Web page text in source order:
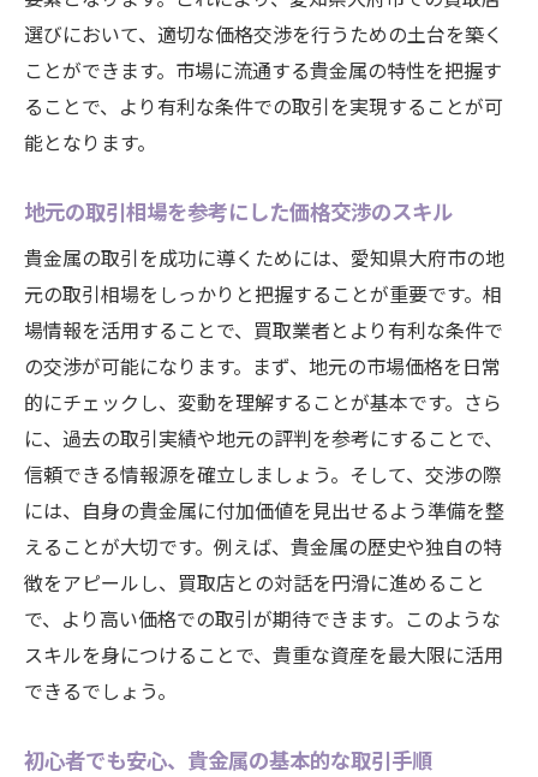
買取店の査定基準を理解しよう
長期的なパートナーとなる買取店の選び方
査定を有利にするテクニックで貴金属の価値を
最大化
プロの査定士が見るポイントを学ぶ
事前準備で査定額を引き上げる方法
貴金属の鑑別書や証明書を活用する
査定を成功させるための質問と交渉技術
査定後の再評価を依頼するタイミング
初心者必見の貴金属取扱いの基本的な知識とコ
ツ
貴金属の種類とその特徴を理解する
手入れと保管の基本をマスターしよう
初心者が陥りやすい失敗とその回避法
貴金属の専門用語を知っておくことの重要
性
貴金属の価値を維持するための秘訣
選びにおいて、適切な価格交渉を行うための土台を築く
ことができます。市場に流通する貴金属の特性を把握す
ることで、より有利な条件での取引を実現することが可
能となります。
地元の取引相場を参考にした価格交渉のスキル
貴金属の取引を成功に導くためには、愛知県大府市の地
元の取引相場をしっかりと把握することが重要です。相
場情報を活用することで、買取業者とより有利な条件で
の交渉が可能になります。まず、地元の市場価格を日常
的にチェックし、変動を理解することが基本です。さら
に、過去の取引実績や地元の評判を参考にすることで、
信頼できる情報源を確立しましょう。そして、交渉の際
には、自身の貴金属に付加価値を見出せるよう準備を整
えることが大切です。例えば、貴金属の歴史や独自の特
徴をアピールし、買取店との対話を円滑に進めること
で、より高い価格での取引が期待できます。このような
スキルを身につけることで、貴重な資産を最大限に活用
できるでしょう。
初心者でも安心、貴金属の基本的な取引手順